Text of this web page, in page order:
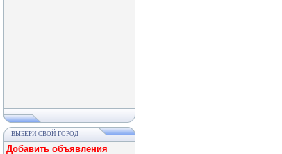
ВЫБЕРИ СВОЙ ГОРОД
Добавить объявления